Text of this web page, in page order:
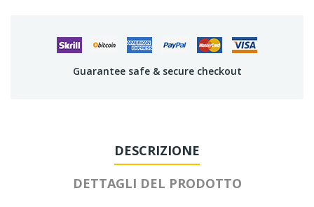
Guarantee safe & secure checkout
DESCRIZIONE
DETTAGLI DEL PRODOTTO